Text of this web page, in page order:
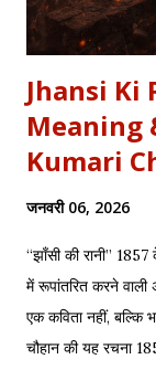
Jhansi Ki
Meaning
Kumari
जनवरी 06, 2026
“झाँसी की रानी”
में रूपांतरित करने
एक कविता नहीं, बल्कि
चौहान की यह रचना